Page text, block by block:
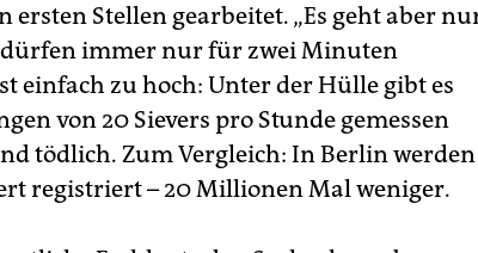
ersten Stellen gearbeitet. „Es geht aber
dürfen immer nur für zwei Minuten
einfach zu hoch: Unter der Hülle gibt es
von 20 Sievers pro Stunde gemessen
tödlich. Zum Vergleich: In Berlin werden
registriert – 20 Millionen Mal weniger.